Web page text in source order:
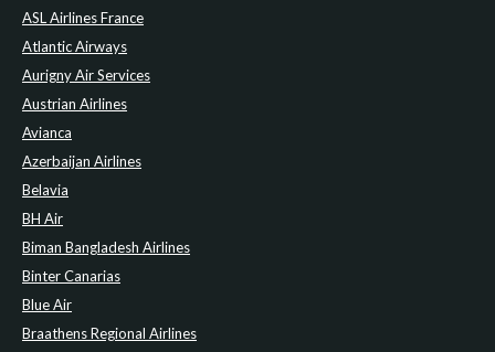
ASL Airlines France
Atlantic Airways
Aurigny Air Services
Austrian Airlines
Avianca
Azerbaijan Airlines
Belavia
BH Air
Biman Bangladesh Airlines
Binter Canarias
Blue Air
Braathens Regional Airlines